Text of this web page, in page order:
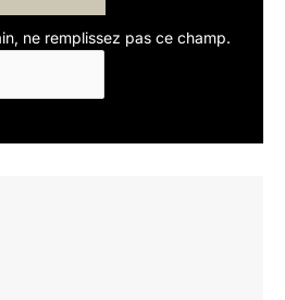
ne remplissez pas ce champ.